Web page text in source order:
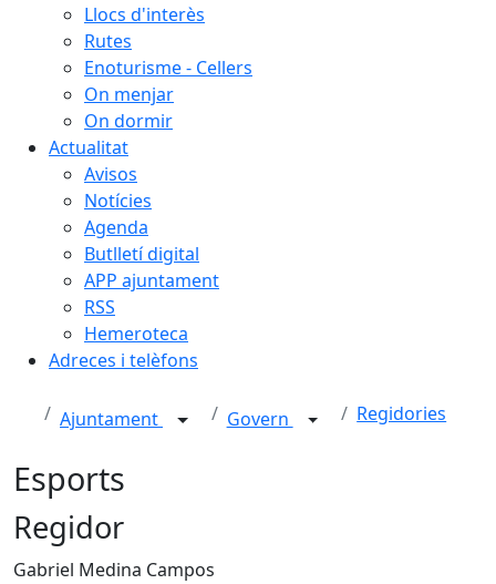
Llocs d'interès
Rutes
Enoturisme - Cellers
On menjar
On dormir
Actualitat
Avisos
Notícies
Agenda
Butlletí digital
APP ajuntament
RSS
Hemeroteca
Adreces i telèfons
Ajuntament Govern Regidories
Esports
Regidor
Gabriel Medina Campos